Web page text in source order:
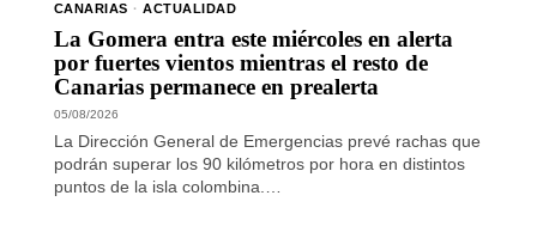
CANARIAS · ACTUALIDAD
La Gomera entra este miércoles en alerta
por fuertes vientos mientras el resto de
Canarias permanece en prealerta
05/08/2026
La Dirección General de Emergencias prevé rachas que
podrán superar los 90 kilómetros por hora en distintos
puntos de la isla colombina.…